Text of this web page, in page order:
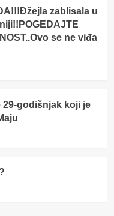
zablisala u
se ne viđa
29-godišnjak koji je